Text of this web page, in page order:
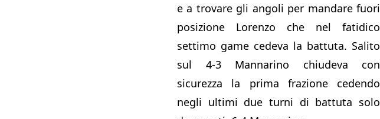
e a trovare gli angoli per mandare fuori
posizione Lorenzo che nel fatidico
settimo game cedeva la battuta. Salito
sul 4-3 Mannarino chiudeva con
sicurezza la prima frazione cedendo
negli ultimi due turni di battuta solo